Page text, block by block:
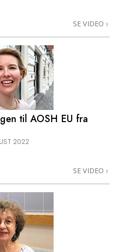
SE VIDEO
til AOSH EU fra
2022
SE VIDEO